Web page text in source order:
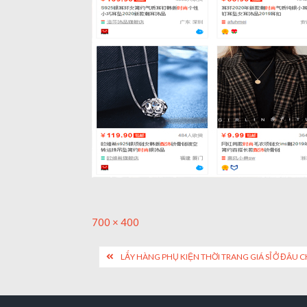
Full
700 × 400
PostLẤY HÀNG PHỤ KIỆN THỜI TRANG GIÁ SỈ Ở ĐÂU